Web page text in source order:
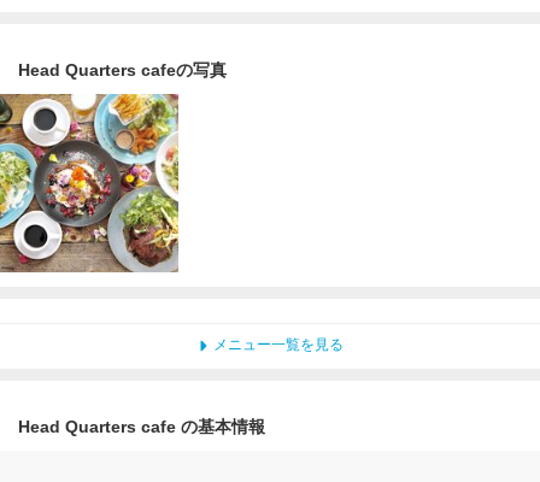
Head Quarters cafeの写真
メニュー一覧を見る
Head Quarters cafe の基本情報